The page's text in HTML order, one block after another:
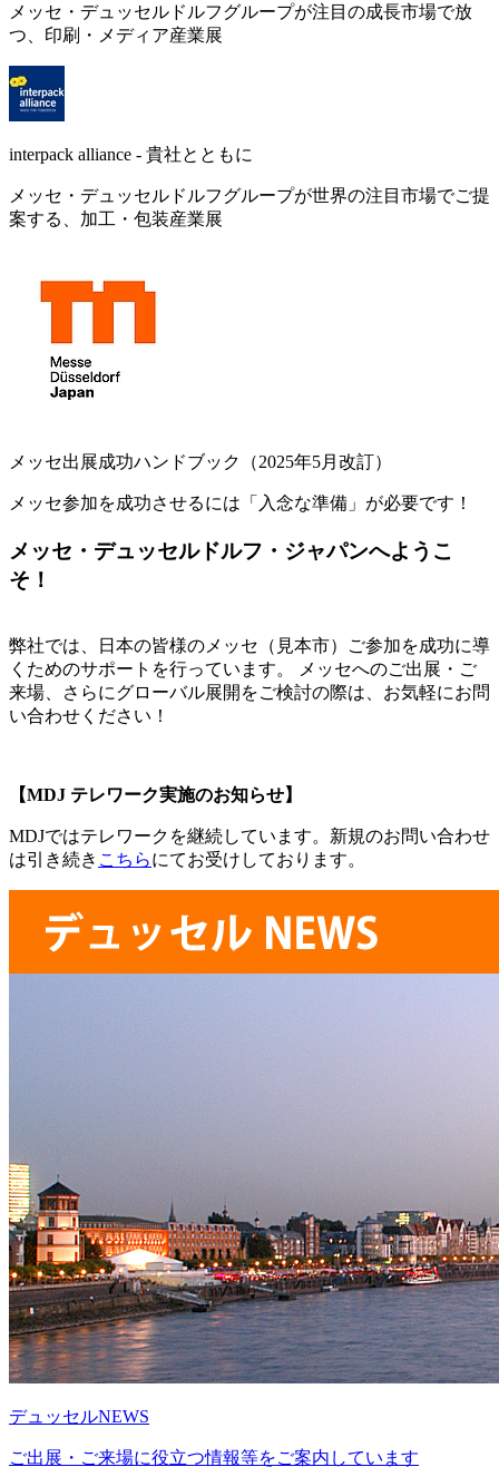
メッセ・デュッセルドルフグループが注目の成長市場で放
つ、印刷・メディア産業展
interpack alliance - 貴社とともに
メッセ・デュッセルドルフグループが世界の注目市場でご提
案する、加工・包装産業展
メッセ出展成功ハンドブック（2025年5月改訂）
メッセ参加を成功させるには「入念な準備」が必要です！
メッセ・デュッセルドルフ・ジャパンへようこ
そ！
弊社では、日本の皆様のメッセ（見本市）ご参加を成功に導
くためのサポートを行っています。 メッセへのご出展・ご
来場、さらにグローバル展開をご検討の際は、お気軽にお問
い合わせください！
【MDJ テレワーク実施のお知らせ】
MDJではテレワークを継続しています。新規のお問い合わせ
は引き続き こちらにてお受けしております。
デュッセルNEWS
ご出展・ご来場に役立つ情報等をご案内しています